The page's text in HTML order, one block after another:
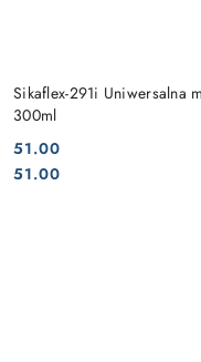
Sikaflex-291i Uniwersalna
300ml
Cena:
51.00
Cena:
51.00